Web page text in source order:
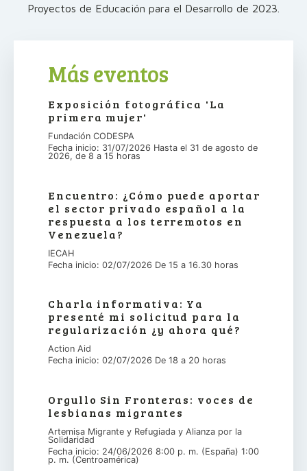
Proyectos de Educación para el Desarrollo de 2023.
Más eventos
Exposición fotográfica 'La
primera mujer'
Fundación CODESPA
Fecha inicio: 31/07/2026 Hasta el 31 de agosto de
2026, de 8 a 15 horas
Encuentro: ¿Cómo puede aportar
el sector privado español a la
respuesta a los terremotos en
Venezuela?
IECAH
Fecha inicio: 02/07/2026 De 15 a 16.30 horas
Charla informativa: Ya
presenté mi solicitud para la
regularización ¿y ahora qué?
Action Aid
Fecha inicio: 02/07/2026 De 18 a 20 horas
Orgullo Sin Fronteras: voces de
lesbianas migrantes
Artemisa Migrante y Refugiada y Alianza por la
Solidaridad
Fecha inicio: 24/06/2026 8:00 p. m. (España) 1:00
p. m. (Centroamérica)